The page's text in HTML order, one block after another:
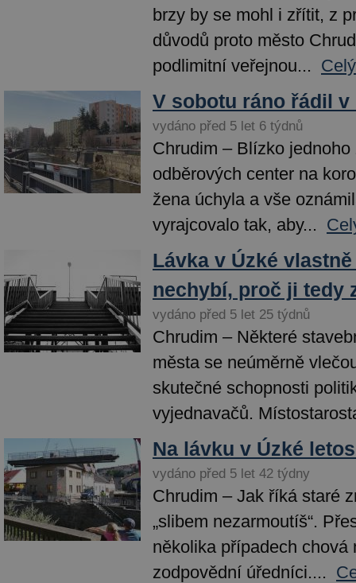
brzy by se mohl i zřítit, z
důvodů proto město
podlimitní veřejnou...
V sobotu ráno řádil v
vydáno před 5 let 6 týdnů
Chrudim – Blízko
odběrových center na
žena úchyla a vše
vyrajcovalo tak, aby...
Lávka v Úzké
nechybí, proč ji tedy
vydáno před 5 let 25 týdnů
Chrudim – Některé
města se neúměrně
skutečné schopnosti
vyjednavačů.
Na lávku v Úzké
vydáno před 5 let 42 týdny
Chrudim – Jak říká staré
„slibem nezarmoutíš“.
několika případech chová
zodpovědní úředníci....